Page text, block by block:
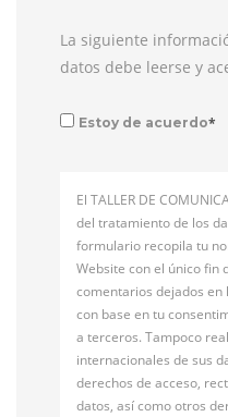
La siguiente
datos debe leerse y
Estoy de acuerdo*
El TALLER DE
del tratamiento de los
formulario recopila tu
Website con el único fin
comentarios dejados en
con base en tu
a terceros. Tampoco
internacionales de sus
derechos de acceso,
datos, así como otros